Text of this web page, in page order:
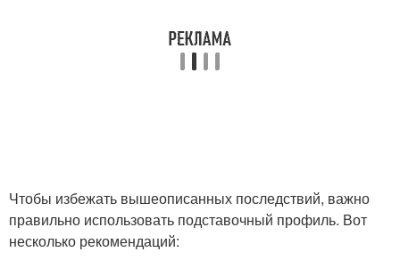
Чтобы избежать вышеописанных последствий, важно
правильно использовать подставочный профиль. Вот
несколько рекомендаций: